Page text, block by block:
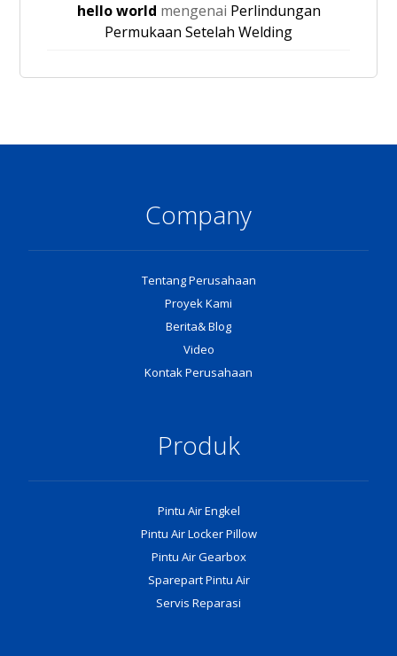
hello world mengenai Perlindungan
Permukaan Setelah Welding
Company
Tentang Perusahaan
Proyek Kami
Berita& Blog
Video
Kontak Perusahaan
Produk
Pintu Air Engkel
Pintu Air Locker Pillow
Pintu Air Gearbox
Sparepart Pintu Air
Servis Reparasi